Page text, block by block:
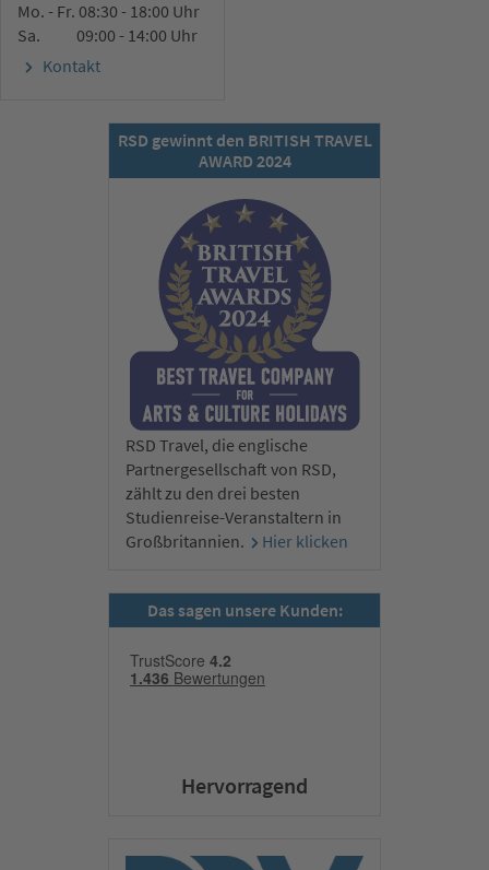
Mo. - Fr. 08:30 - 18:00 Uhr
Sa. 09:00 - 14:00 Uhr
Kontakt
RSD gewinnt den BRITISH TRAVEL
AWARD 2024
RSD Travel, die englische
Partnergesellschaft von RSD,
zählt zu den drei besten
Studienreise-Veranstaltern in
Großbritannien.
Hier klicken
Das sagen unsere Kunden:
Hervorragend